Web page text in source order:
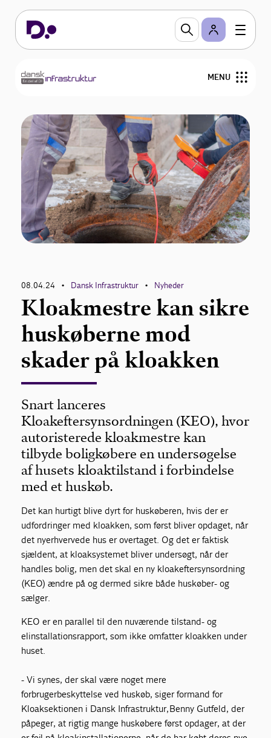
MENU
Udgivelser
Om Dansk Infrastruktur
08.04.24 • Dansk Infrastruktur • Nyheder
Kloakmestre kan sikre
huskøberne mod
skader på kloakken
Snart lanceres
Kloakeftersynsordningen (KEO), hvor
autoristerede kloakmestre kan
tilbyde boligkøbere en undersøgelse
af husets kloaktilstand i forbindelse
med et huskøb.
Det kan hurtigt blive dyrt for huskøberen, hvis der er
udfordringer med kloakken, som først bliver opdaget, når
det nyerhvervede hus er overtaget. Og det er faktisk
sjældent, at kloaksystemet bliver undersøgt, når der
handles bolig, men det skal en ny kloakeftersynsordning
(KEO) ændre på og dermed sikre både huskøber- og
sælger.
KEO er en parallel til den nuværende tilstand- og
elinstallationsrapport, som ikke omfatter kloakken under
huset.
- Vi synes, der skal være noget mere
forbrugerbeskyttelse ved huskøb, siger formand for
Kloaksektionen i Dansk Infrastruktur, Benny Gutfeld, der
påpeger, at rigtig mange huskøbere først opdager, at der